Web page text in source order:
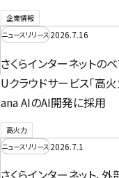
企業情報
ニュースリリース2026.7.16
さくらインターネットの
Uクラウドサービス「高火
ana AIのAI開発に採用
高火力
ニュースリリース2026.7.1
さくらインターネット、外